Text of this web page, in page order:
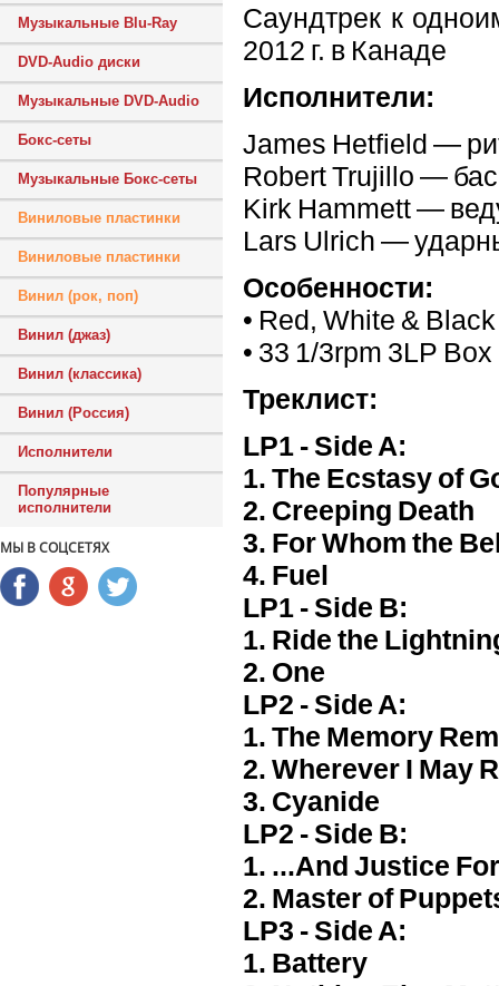
Музыкальные Blu-Ray
DVD-Audio диски
Музыкальные DVD-Audio
Бокс-сеты
Музыкальные Бокс-сеты
Виниловые пластинки
Виниловые пластинки
Винил (рок, поп)
Винил (джаз)
Винил (классика)
Винил (Россия)
Исполнители
Популярные
исполнители
МЫ В СОЦСЕТЯХ
Саундтрек к
2012 г. в Канаде
Исполнители:
James Hetfield —
Robert Trujillo —
Kirk Hammett —
Lars Ulrich —
Особенности:
• Red, White &
• 33 1/3rpm 3LP
Треклист:
LP1 - Side A:
1. The Ecstasy of
2. Creeping Death
3. For Whom the
4. Fuel
LP1 - Side B:
1. Ride the
2. One
LP2 - Side A:
1. The Memory
2. Wherever I May
3. Cyanide
LP2 - Side B:
1. ...And Justice
2. Master of
LP3 - Side A:
1. Battery